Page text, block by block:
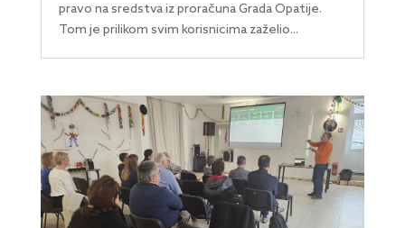
pravo na sredstva iz proračuna Grada Opatije.
Tom je prilikom svim korisnicima zaželio...